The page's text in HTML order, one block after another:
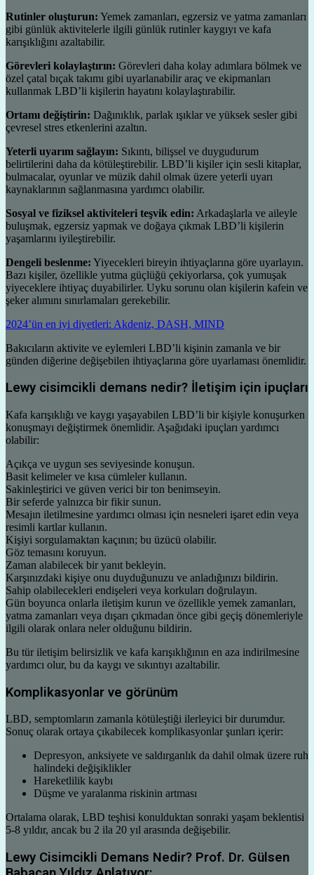
Rutinler oluşturun: Yemek zamanları, egzersiz ve yatma zamanları
gibi günlük aktivitelerle ilgili günlük rutinler kaygıyı ve kafa
karışıklığını azaltabilir.
Görevleri kolaylaştırın: Görevleri daha kolay adımlara bölmek ve
özel çatal bıçak takımı gibi uyarlanabilir araç ve ekipmanları
kullanmak LBD’li kişilerin hayatını kolaylaştırabilir.
Ortamı değiştirin: Dağınıklık, parlak ışıklar ve yüksek sesler gibi
çevresel stres etkenlerini azaltın.
Yeterli uyarım sağlayın: Sıkıntı, bilişsel ve duygudurum
belirtilerini daha da kötüleştirebilir. LBD’li kişiler için sesli kitaplar,
bulmacalar, oyunlar ve müzik dahil olmak üzere yeterli uyarı
kaynaklarının sağlanmasına yardımcı olabilir.
Sosyal ve fiziksel aktiviteleri teşvik edin: Arkadaşlarla ve aileyle
buluşmak, egzersiz yapmak ve doğaya çıkmak LBD’li kişilerin
yaşamlarını iyileştirebilir.
Dengeli beslenme: Yiyecekleri bireyin ihtiyaçlarına göre uyarlayın.
Bazı kişiler, özellikle yutma güçlüğü çekiyorlarsa, çok yumuşak
yiyeceklere ihtiyaç duyabilirler. Uyku sorunu olan kişilerin kafein ve
şeker alımını sınırlamaları gerekebilir.
2024’ün en iyi diyetleri: Akdeniz, DASH, MIND
Bakıcıların aktivite ve eylemleri LBD’li kişinin zamanla ve bir
günden diğerine değişebilen ihtiyaçlarına göre uyarlaması önemlidir.
Lewy cisimcikli demans nedir? İletişim için ipuçları
Kafa karışıklığı ve kaygı yaşayabilen LBD’li bir kişiyle konuşurken
konuşmayı değiştirmek önemlidir. Aşağıdaki ipuçları yardımcı
olabilir:
Açıkça ve uygun ses seviyesinde konuşun.
Basit kelimeler ve kısa cümleler kullanın.
Sakinleştirici ve güven verici bir ton benimseyin.
Bir seferde yalnızca bir fikir sunun.
Mesajın iletilmesine yardımcı olması için nesneleri işaret edin veya
resimli kartlar kullanın.
Kişiyi sorgulamaktan kaçının; bu üzücü olabilir.
Göz temasını koruyun.
Zaman alabilecek bir yanıt bekleyin.
Karşınızdaki kişiye onu duyduğunuzu ve anladığınızı bildirin.
Sahip olabilecekleri endişeleri veya korkuları doğrulayın.
Gün boyunca onlarla iletişim kurun ve özellikle yemek zamanları,
yatma zamanları veya dışarı çıkmadan önce gibi geçiş dönemleriyle
ilgili olarak onlara neler olduğunu bildirin.
Bu tür iletişim belirsizlik ve kafa karışıklığının en aza indirilmesine
yardımcı olur, bu da kaygı ve sıkıntıyı azaltabilir.
Komplikasyonlar ve görünüm
LBD, semptomların zamanla kötüleştiği ilerleyici bir durumdur.
Sonuç olarak ortaya çıkabilecek komplikasyonlar şunları içerir:
Depresyon, anksiyete ve saldırganlık da dahil olmak üzere ruh
halindeki değişiklikler
Hareketlilik kaybı
Düşme ve yaralanma riskinin artması
Ortalama olarak, LBD teşhisi konulduktan sonraki yaşam beklentisi
5-8 yıldır, ancak bu 2 ila 20 yıl arasında değişebilir.
Lewy Cisimcikli Demans Nedir? Prof. Dr. Gülsen